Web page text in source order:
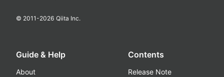
© 2011-2026 Qiita Inc.
Guide & Help
About
Contents
Release Note